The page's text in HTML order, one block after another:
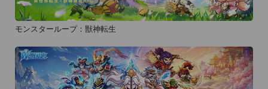
モンスターループ：獣神転生